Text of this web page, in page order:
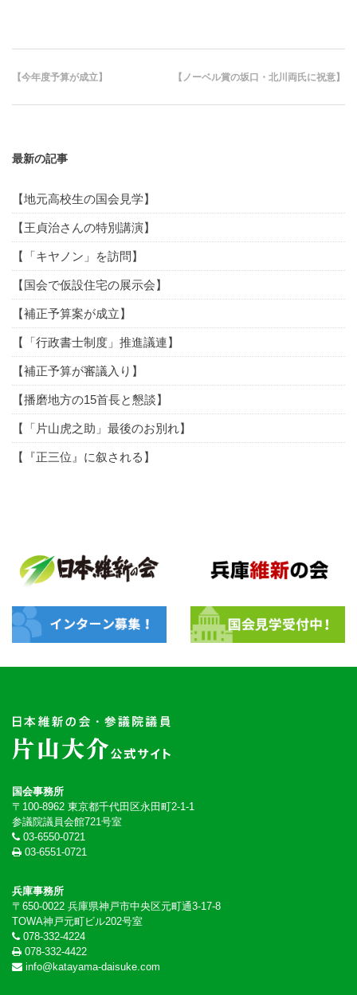
【今年度予算が成立】 【ノーベル賞の坂口・北川両氏に祝意】
最新の記事
【地元高校生の国会見学】
【王貞治さんの特別講演】
【「キヤノン」を訪問】
【国会で仮設住宅の展示会】
【補正予算案が成立】
【「行政書士制度」推進議連】
【補正予算が審議入り】
【播磨地方の15首長と懇談】
【「片山虎之助」最後のお別れ】
【『正三位』に叙される】
国会事務所
〒100-8962 東京都千代田区永田町2-1-1
参議院議員会館721号室
03-6550-0721
03-6551-0721
兵庫事務所
〒650-0022 兵庫県神戸市中央区元町通3-17-8
TOWA神戸元町ビル202号室
078-332-4224
078-332-4422
info@katayama-daisuke.com